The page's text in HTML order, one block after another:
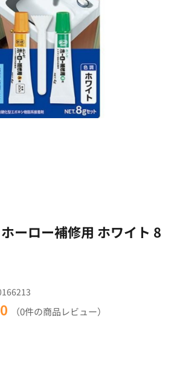
ーロー補修用 ホワイト 8
（0件の商品レビュー）